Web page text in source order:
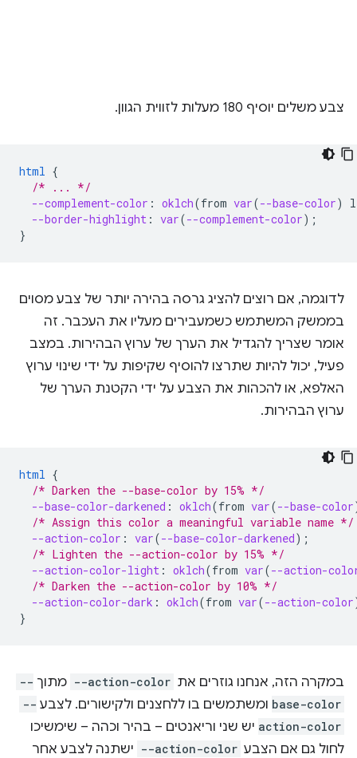
צבע משלים יוסיף 180 מעלות לזווית הגוון.
html {
/* ... */
--complement-color : oklch(from var(--base-color)
l
--border-highlight : var(--complement-color);
}
לדוגמה, אם רוצים להציג גרסה בהירה יותר של צבע מסוים
בממשק המשתמש כשמעבירים מעליו את העכבר. זה
אומר שצריך להגדיל את הערך של ערוץ הבהירות. במצב
פעיל, יכול להיות שתרצו להוסיף שקיפות על ידי שינוי ערוץ
האלפא, או להכהות את הצבע על ידי הקטנת הערך של
ערוץ הבהירות.
html {
/* Darken the --base-color by 15% */
--base-color-darkened : oklch(from var(--base-color
/* Assign this color a meaningful variable name */
--action-color : var(--base-color-darkened);
/* Lighten the --action-color by 15% */
--action-color-light : oklch(from var(--action-
/* Darken the --action-color by 10% */
--action-color-dark : oklch(from var(--action-color
}
במקרה הזה, אנחנו גוזרים את --action-color מתוך --
base-color ומשתמשים בו ללחצנים ולקישורים. לצבע --
action-color יש שני וריאנטים – בהיר וכהה – שימשיכו
לחול גם אם הצבע --action-color ישתנה לצבע אחר